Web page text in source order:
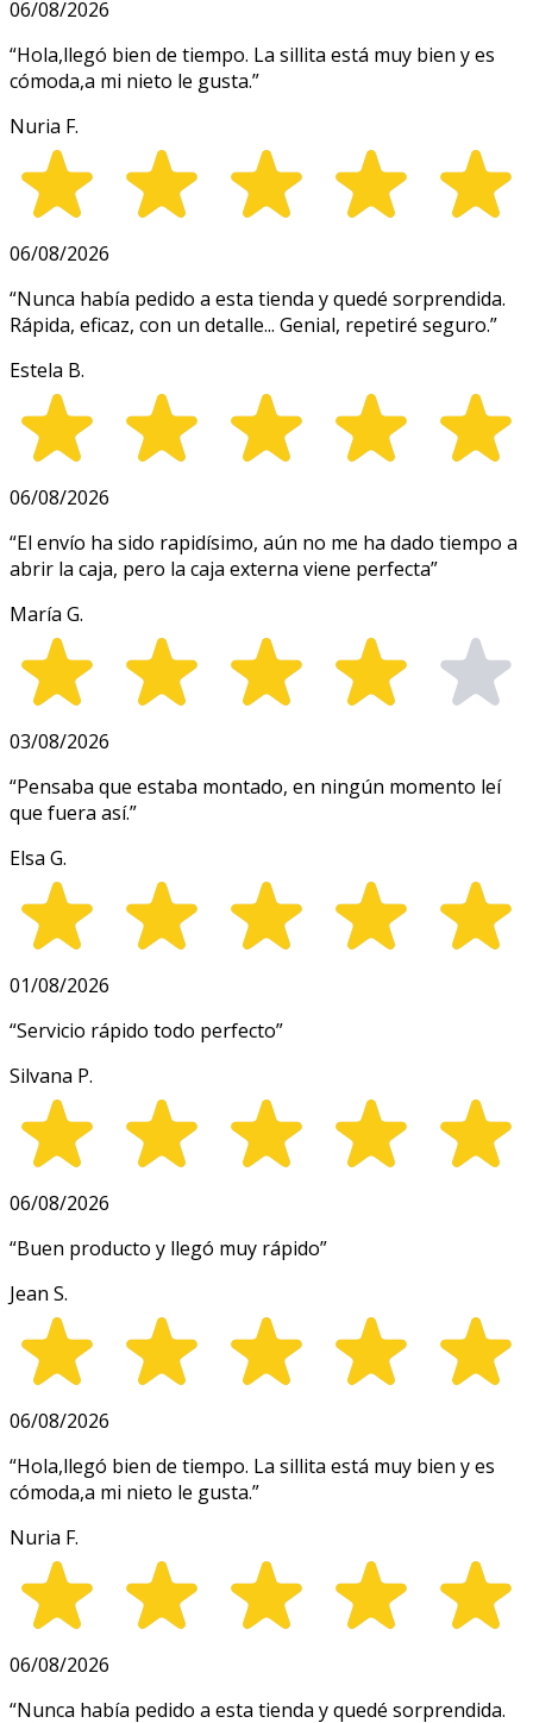
06/08/2026
“Hola,llegó bien de tiempo. La sillita está muy bien y es
cómoda,a mi nieto le gusta.”
Nuria F.
06/08/2026
“Nunca había pedido a esta tienda y quedé sorprendida.
Rápida, eficaz, con un detalle... Genial, repetiré seguro.”
Estela B.
06/08/2026
“El envío ha sido rapidísimo, aún no me ha dado tiempo a
abrir la caja, pero la caja externa viene perfecta”
María G.
03/08/2026
“Pensaba que estaba montado, en ningún momento leí
que fuera así.”
Elsa G.
01/08/2026
“Servicio rápido todo perfecto”
Silvana P.
06/08/2026
“Buen producto y llegó muy rápido”
Jean S.
06/08/2026
“Hola,llegó bien de tiempo. La sillita está muy bien y es
cómoda,a mi nieto le gusta.”
Nuria F.
06/08/2026
“Nunca había pedido a esta tienda y quedé sorprendida.